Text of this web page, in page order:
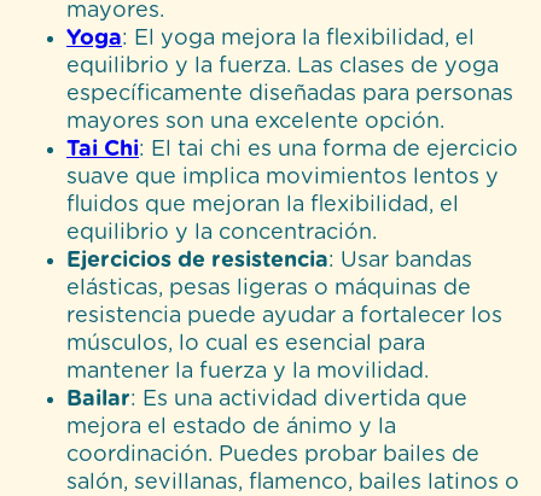
mayores.
Yoga: El yoga mejora la flexibilidad, el
equilibrio y la fuerza. Las clases de yoga
específicamente diseñadas para personas
mayores son una excelente opción.
Tai Chi: El tai chi es una forma de ejercicio
suave que implica movimientos lentos y
fluidos que mejoran la flexibilidad, el
equilibrio y la concentración.
Ejercicios de resistencia: Usar bandas
elásticas, pesas ligeras o máquinas de
resistencia puede ayudar a fortalecer los
músculos, lo cual es esencial para
mantener la fuerza y la movilidad.
Bailar: Es una actividad divertida que
mejora el estado de ánimo y la
coordinación. Puedes probar bailes de
salón, sevillanas, flamenco, bailes latinos o